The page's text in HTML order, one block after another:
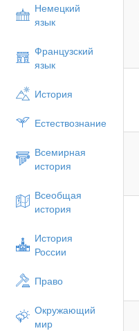
Немецкий
язык
Французский
язык
История
Естествознание
Всемирная
история
Всеобщая
история
История
России
Право
Окружающий
мир